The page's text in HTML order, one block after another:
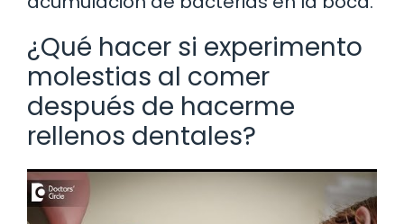
¿Qué hacer si experimento
molestias al comer
después de hacerme
rellenos dentales?